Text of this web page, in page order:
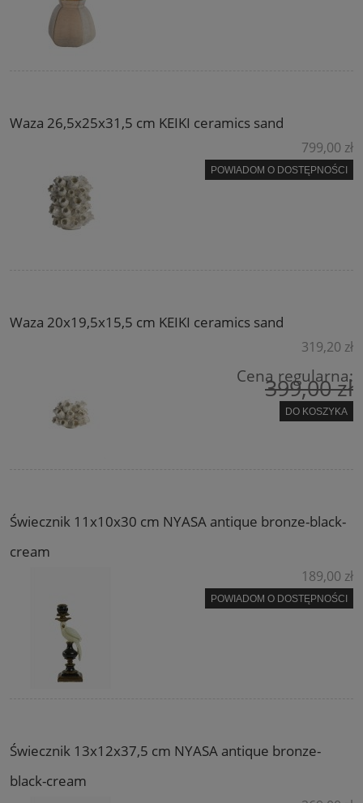
Waza 26,5x25x31,5 cm KEIKI ceramics sand
799,00 zł
POWIADOM O DOSTĘPNOŚCI
Waza 20x19,5x15,5 cm KEIKI ceramics sand
319,20 zł
Cena regularna:
399,00 zł
DO KOSZYKA
Świecznik 11x10x30 cm NYASA antique bronze-black-
cream
189,00 zł
POWIADOM O DOSTĘPNOŚCI
Świecznik 13x12x37,5 cm NYASA antique bronze-
black-cream